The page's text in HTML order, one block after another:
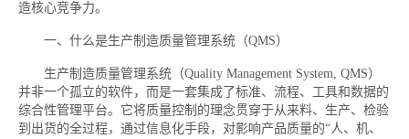
造核心竞争力。
一、什么是生产制造质量管理系统（QMS）
生产制造质量管理系统（Quality Management System, QMS）
并非一个孤立的软件，而是一套集成了标准、流程、工具和数据的
综合性管理平台。它将质量控制的理念贯穿于从来料、生产、检验
到出货的全过程，通过信息化手段，对影响产品质量的“人、机、